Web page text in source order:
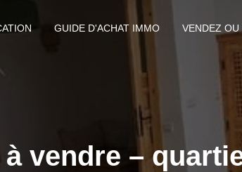
GUIDE D'ACHAT IMMO VENDEZ OU
vendre –